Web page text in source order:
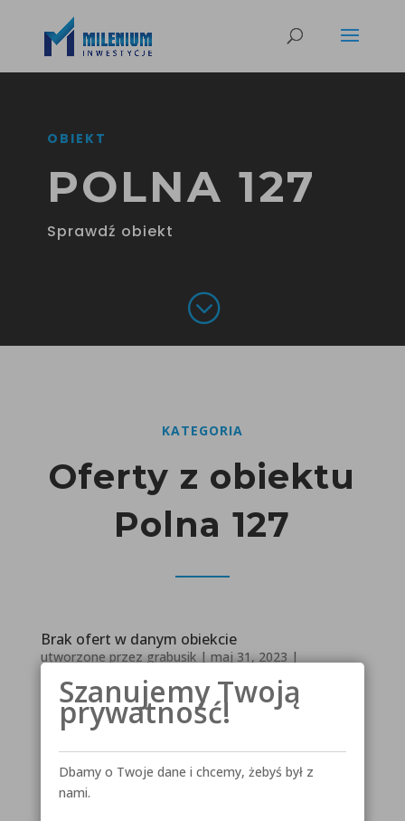
OBIEKT
POLNA 127
Sprawdź obiekt
;
KATEGORIA
Oferty z obiektu
Polna 127
Brak ofert w danym obiekcie
utworzone przezgrabusik|maj 31, 2023|
Uncategorized
Szanujemy Twoją
prywatność!
Dbamy o Twoje dane i chcemy, żebyś był z
nami.